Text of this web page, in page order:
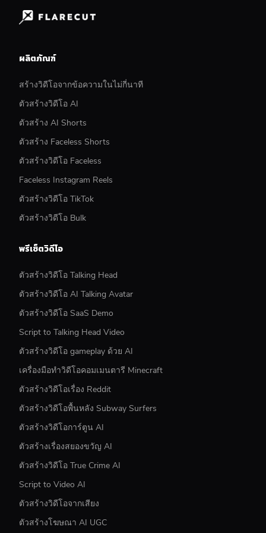
ผลิตภัณฑ์
สร้างวิดีโอจากข้อความในไม่กี่นาที
ตัวสร้างวิดีโอ AI
ตัวสร้าง AI Shorts
ตัวสร้าง Faceless Shorts
ตัวสร้างวิดีโอ Faceless
Faceless Instagram Reels
ตัวสร้างวิดีโอ TikTok
ตัวสร้างวิดีโอ Bulk
พรีเซ็ตวิดีโอ
ตัวสร้างวิดีโอ Talking Head
ตัวสร้างวิดีโอ AI Talking Avatar
ตัวสร้างวิดีโอ SaaS Demo
Script to Talking Head Video
ตัวสร้างวิดีโอ gameplay ด้วย AI
เครื่องมือทำวิดีโอคอมเมนตารี Minecraft
ตัวสร้างวิดีโอเรื่อง Reddit
ตัวสร้างวิดีโอพื้นหลัง Subway Surfers
ตัวสร้างวิดีโอการ์ตูน AI
ตัวสร้างเรื่องสยองขวัญ AI
ตัวสร้างวิดีโอ True Crime AI
Script to Video AI
ตัวสร้างวิดีโอจากเสียง
ตัวสร้างโฆษณา AI UGC